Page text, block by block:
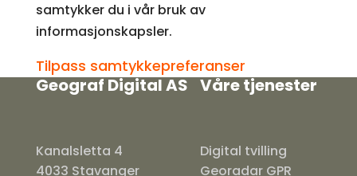
samtykker du i vår bruk av
informasjonskapsler.
Tilpass samtykkepreferanser
Geograf Digital AS
Kanalsletta 4
4033 Stavanger
Våre tjenester
Digital tvilling
Georadar GPR